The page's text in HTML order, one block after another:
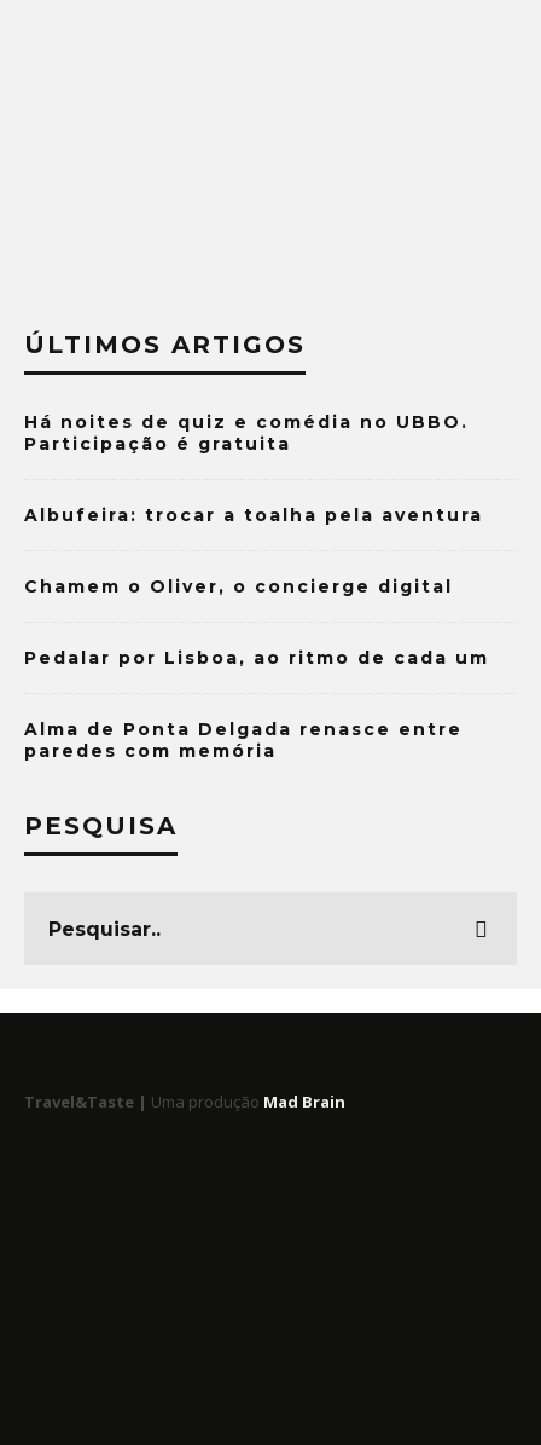
ÚLTIMOS ARTIGOS
Há noites de quiz e comédia no UBBO.
Participação é gratuita
Albufeira: trocar a toalha pela aventura
Chamem o Oliver, o concierge digital
Pedalar por Lisboa, ao ritmo de cada um
Alma de Ponta Delgada renasce entre
paredes com memória
PESQUISA
Travel&Taste | Uma produção Mad Brain